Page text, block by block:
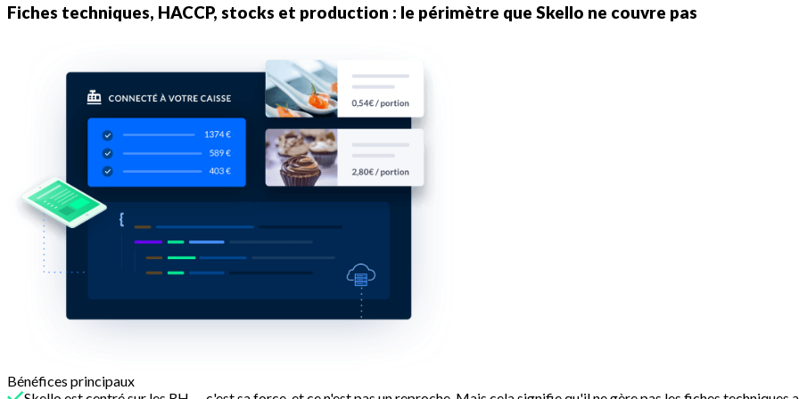
Fiches techniques, HACCP, stocks et production : le périmètre que Skello ne couvre pas
Bénéfices principaux